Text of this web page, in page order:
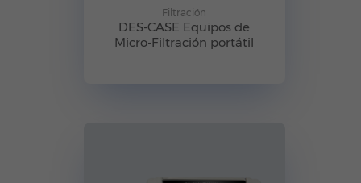
Filtración
DES-CASE Equipos de
Micro-Filtración portátil